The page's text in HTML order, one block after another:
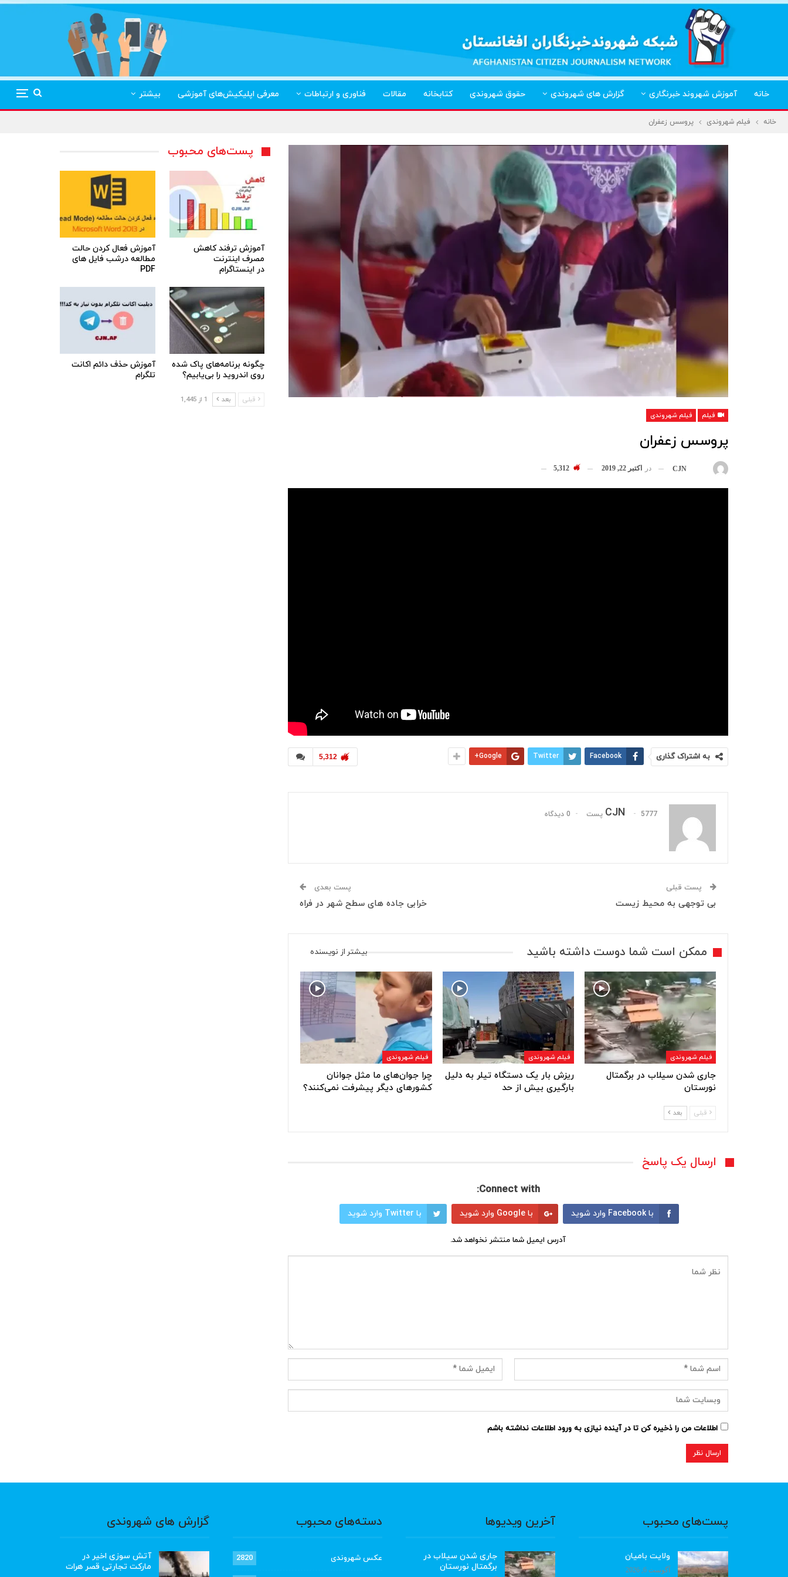
خانه آموزش شهروند خبرنگاری گزارش های شهروندی حقوق شهروندی کتابخانه مقالات فناوری و ارتباطات معرفی اپلیکیش‌های آموزشی بیشتر
خانه فیلم شهروندی پروسس زعفران
فیلم فیلم شهروندی
پروسس زعفران
CJN در اکتبر 22, 2019 5,312
5,312 به اشتراک گذاری Facebook
Twitter
Google+
CJN 5777 پست 0 دیدگاه
پست قبلی
بی توجهی به محیط زیست
پست بعدی
خرابی جاده های سطح شهر در فراه
ممکن است شما دوست داشته باشید بیشتر از نویسنده
فیلم شهروندی
جاری شدن سیلاب در برگمتال
نورستان
فیلم شهروندی
ریزش بار یک دستگاه تیلر به دلیل
بارگیری بیش از حد
فیلم شهروندی
چرا جوان‌های ما مثل جوانان
کشورهای دیگر پیشرفت نمی‌کنند؟
قبلی بعد
ارسال یک پاسخ
Connect with:
با Facebook وارد شوید با Google وارد شوید با Twitter وارد شوید
آدرس ایمیل شما منتشر نخواهد شد.
اطلاعات من را ذخیره کن تا در آینده نیازی به ورود اطلاعات نداشته باشم
پست‌های محبوب
آموزش ترفند کاهش
مصرف اینترنت
در اینستاگرام
آموزش فعال کردن حالت
مطالعه درشب فایل های
PDF
چگونه برنامه‌های پاک شده
روی اندروید را بی‌یابیم؟
آموزش حذف دائم اکانت
تلگرام
قبلی بعد 1 از 1,445
پست‌های محبوب
ولایت بامیان
آگوست 6, 2026
آخرین ویدیوها
جاری شدن سیلاب در
برگمتال نورستان
دسته‌های محبوب
عکس شهروندی 2820
گزارش های شهروندی
آتش سوزی اخیر در
مارکت تجارتی قصر هرات